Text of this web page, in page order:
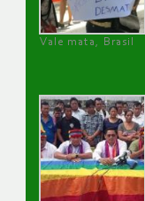
Vale mata, Brasil